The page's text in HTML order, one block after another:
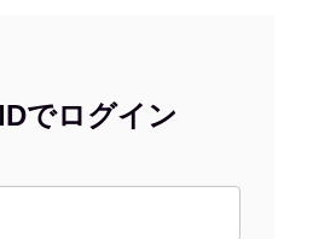
でログイン